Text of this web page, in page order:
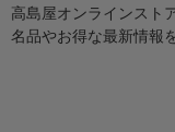
高島屋オンラインスト
名品やお得な最新情報